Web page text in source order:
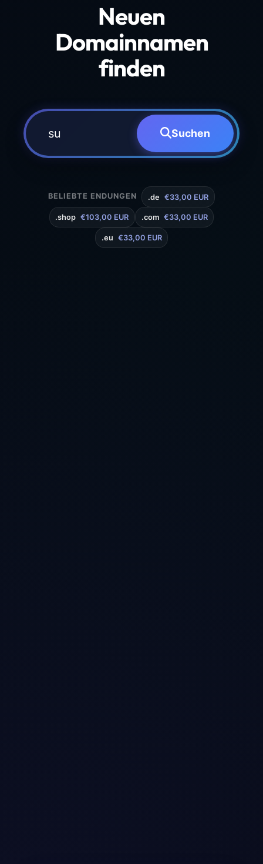
Neuen
Domainnamen
finden
Suchen
BELIEBTE ENDUNGEN .de €33,00 EUR
.shop €103,00 EUR .com €33,00 EUR
.eu €33,00 EUR